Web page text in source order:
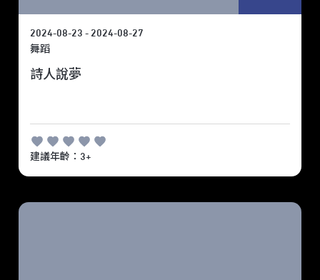
2024-08-23 - 2024-08-27
舞蹈
詩人說夢
建議年齡：3+